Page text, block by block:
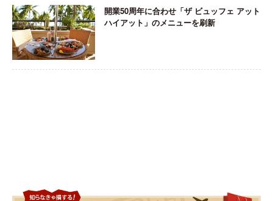
開業50周年に合わせ「ザ ビュッフェ アット
ハイアット」のメニューを刷新